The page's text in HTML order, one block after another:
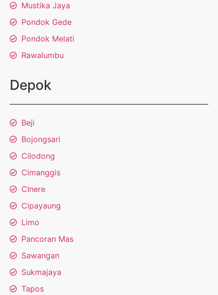
Mustika Jaya
Pondok Gede
Pondok Melati
Rawalumbu
Depok
Beji
Bojongsari
Cilodong
Cimanggis
CInere
Cipayaung
Limo
Pancoran Mas
Sawangan
Sukmajaya
Tapos